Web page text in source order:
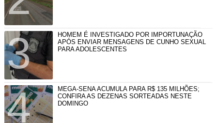
HOMEM É INVESTIGADO POR IMPORTUNAÇÃO
APÓS ENVIAR MENSAGENS DE CUNHO SEXUAL
PARA ADOLESCENTES
MEGA-SENA ACUMULA PARA R$ 135 MILHÕES;
CONFIRA AS DEZENAS SORTEADAS NESTE
DOMINGO